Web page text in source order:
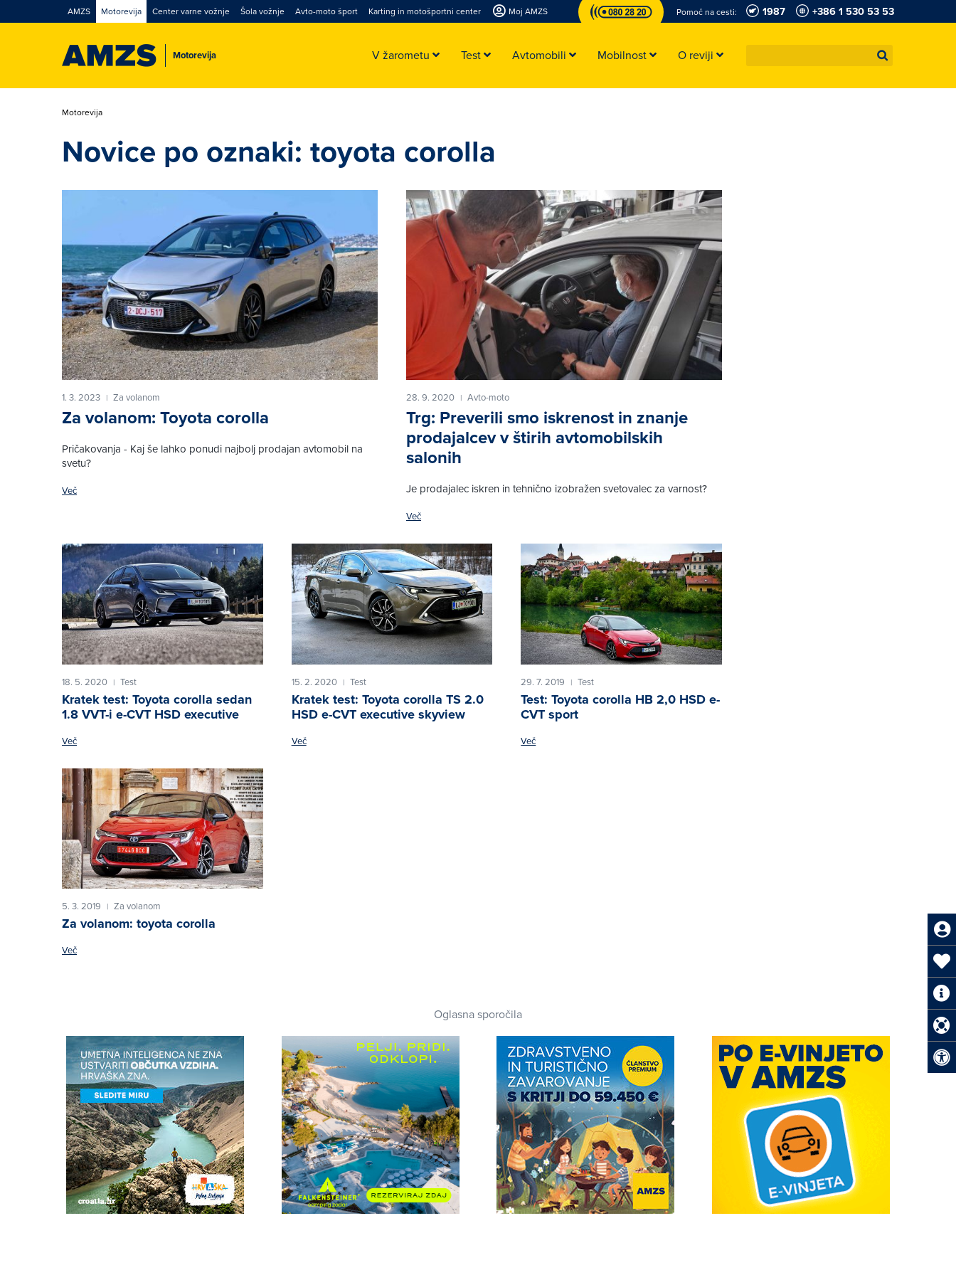
Motorevija
AMZS Motorevija Center varne vožnje Šola vožnje Avto-moto šport Karting in motošportni center Moj AMZS Pomoč na cesti: 1987 +386 1 530 53 53
V žarometu Test Avtomobili Mobilnost O reviji
Motorevija
Novice po oznaki: toyota corolla
1. 3. 2023 | Za volanom
Za volanom: Toyota corolla
Pričakovanja - Kaj še lahko ponudi najbolj prodajan avtomobil na
svetu?
Več
28. 9. 2020 | Avto-moto
Trg: Preverili smo iskrenost in znanje
prodajalcev v štirih avtomobilskih
salonih
Je prodajalec iskren in tehnično izobražen svetovalec za varnost?
Več
18. 5. 2020 | Test
Kratek test: Toyota corolla sedan
1.8 VVT-i e-CVT HSD executive
Več
15. 2. 2020 | Test
Kratek test: Toyota corolla TS 2.0
HSD e-CVT executive skyview
Več
29. 7. 2019 | Test
Test: Toyota corolla HB 2,0 HSD e-
CVT sport
Več
5. 3. 2019 | Za volanom
Za volanom: toyota corolla
Več
Oglasna sporočila